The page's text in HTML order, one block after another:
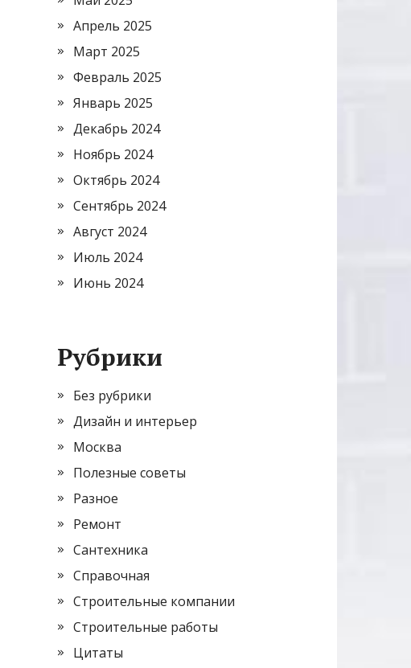
Апрель 2025
Март 2025
Февраль 2025
Январь 2025
Декабрь 2024
Ноябрь 2024
Октябрь 2024
Сентябрь 2024
Август 2024
Июль 2024
Июнь 2024
Рубрики
Без рубрики
Дизайн и интерьер
Москва
Полезные советы
Разное
Ремонт
Сантехника
Справочная
Строительные компании
Строительные работы
Цитаты